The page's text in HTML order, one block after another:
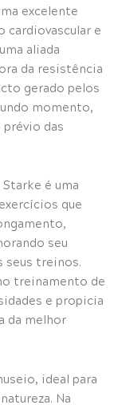
excelente
cardiovascular e
aliada
da resistência
gerado pelos
momento,
das
é uma
que
seu
treinos.
treinamento de
e propicia
da melhor
ideal para
Na